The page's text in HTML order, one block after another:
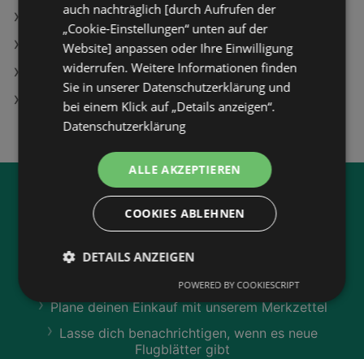
SodaStream Filialen in Bad Gastein
RED ZAC in Weiz
Hartlauer Filialen in Viehofen
Lidl Filialen in Pöllau
Jetzt unserewogibtswas.at
App runterladen:
Filtere nach Branchen und stöbere in Produkten
und Flugblättern
Plane deinen Einkauf mit unserem Merkzettel
Lasse dich benachrichtigen, wenn es neue
Flugblätter gibt
auch nachträglich [durch Aufrufen der
„Cookie-Einstellungen“ unten auf der
Website] anpassen oder Ihre Einwilligung
widerrufen. Weitere Informationen finden
Sie in unserer Datenschutzerklärung und
bei einem Klick auf „Details anzeigen“.
Datenschutzerklärung
ALLE AKZEPTIEREN
COOKIES ABLEHNEN
DETAILS ANZEIGEN
POWERED BY COOKIESCRIPT